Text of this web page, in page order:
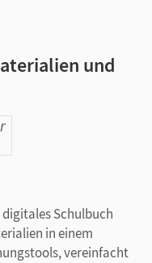
und
Schulbuch
in einem
vereinfacht